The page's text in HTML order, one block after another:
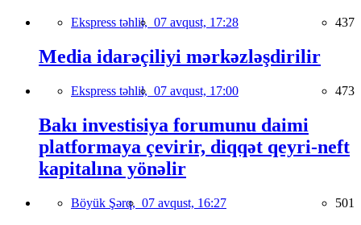
Ekspress təhlil, 07 avqust, 17:28 437
Media idarəçiliyi mərkəzləşdirilir
Ekspress təhlil, 07 avqust, 17:00 473
Bakı investisiya forumunu daimi
platformaya çevirir, diqqət qeyri-neft
kapitalına yönəlir
Böyük Şərq, 07 avqust, 16:27 501